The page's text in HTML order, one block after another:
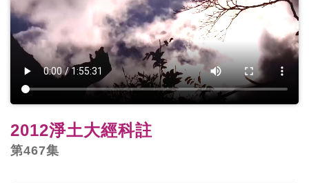
2012淨土大經科註
第467集